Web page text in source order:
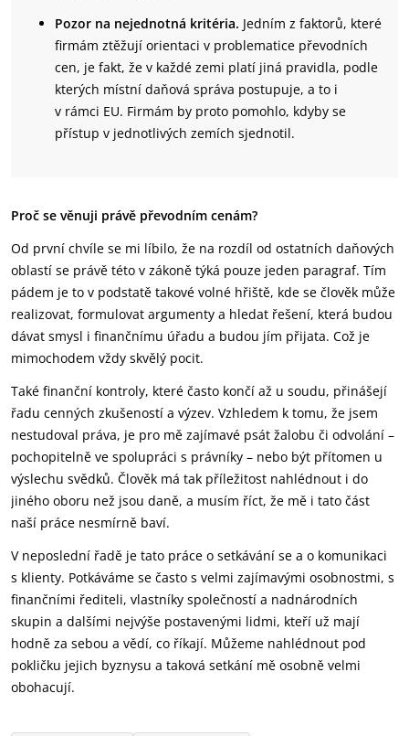
Pozor na nejednotná kritéria. Jedním z faktorů, které
firmám ztěžují orientaci v problematice převodních
cen, je fakt, že v každé zemi platí jiná pravidla, podle
kterých místní daňová správa postupuje, a to i
v rámci EU. Firmám by proto pomohlo, kdyby se
přístup v jednotlivých zemích sjednotil.
Proč se věnuji právě převodním cenám?
Od první chvíle se mi líbilo, že na rozdíl od ostatních daňových
oblastí se právě této v zákoně týká pouze jeden paragraf. Tím
pádem je to v podstatě takové volné hřiště, kde se člověk může
realizovat, formulovat argumenty a hledat řešení, která budou
dávat smysl i finančnímu úřadu a budou jím přijata. Což je
mimochodem vždy skvělý pocit.
Také finanční kontroly, které často končí až u soudu, přinášejí
řadu cenných zkušeností a výzev. Vzhledem k tomu, že jsem
nestudoval práva, je pro mě zajímavé psát žalobu či odvolání –
pochopitelně ve spolupráci s právníky – nebo být přítomen u
výslechu svědků. Člověk má tak příležitost nahlédnout i do
jiného oboru než jsou daně, a musím říct, že mě i tato část
naší práce nesmírně baví.
V neposlední řadě je tato práce o setkávání se a o komunikaci
s klienty. Potkáváme se často s velmi zajímavými osobnostmi, s
finančními řediteli, vlastníky společností a nadnárodních
skupin a dalšími nejvýše postavenými lidmi, kteří už mají
hodně za sebou a vědí, co říkají. Můžeme nahlédnout pod
pokličku jejich byznysu a taková setkání mě osobně velmi
obohacují.